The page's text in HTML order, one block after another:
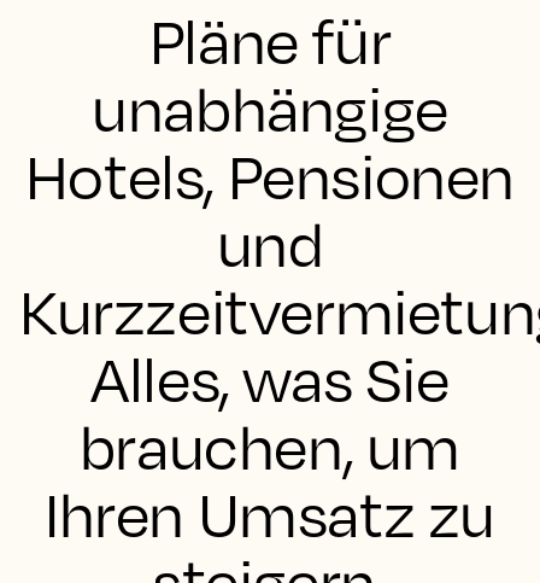
Pläne für
unabhängige
Hotels, Pensionen
und
Alles, was Sie
brauchen, um
Ihren Umsatz zu